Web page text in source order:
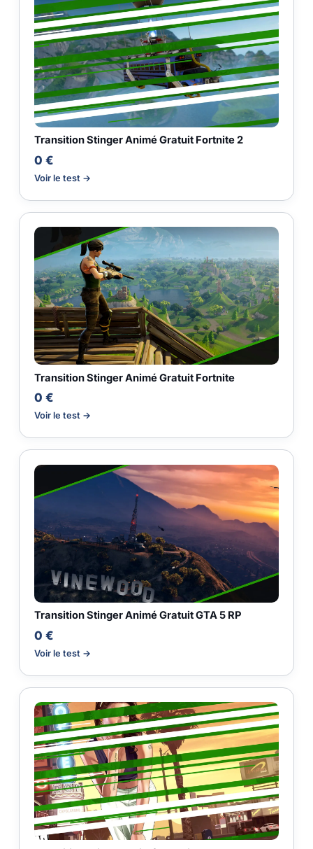
Transition Stinger Animé Gratuit Fortnite 2
0 €
Voir le test →
Transition Stinger Animé Gratuit Fortnite
0 €
Voir le test →
Transition Stinger Animé Gratuit GTA 5 RP
0 €
Voir le test →